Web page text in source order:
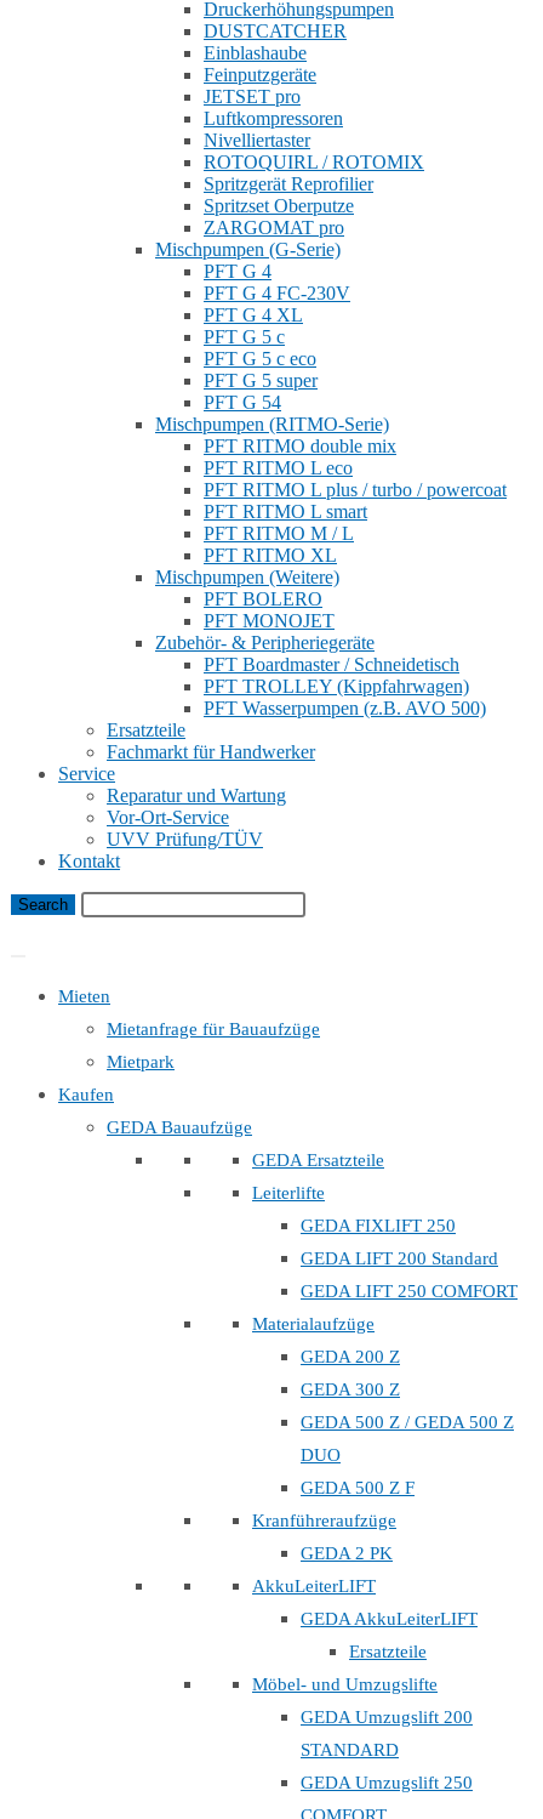
Druckerhöhungspumpen
DUSTCATCHER
Einblashaube
Feinputzgeräte
JETSET pro
Luftkompressoren
Nivelliertaster
ROTOQUIRL / ROTOMIX
Spritzgerät Reprofilier
Spritzset Oberputze
ZARGOMAT pro
Mischpumpen (G-Serie)
PFT G 4
PFT G 4 FC-230V
PFT G 4 XL
PFT G 5 c
PFT G 5 c eco
PFT G 5 super
PFT G 54
Mischpumpen (RITMO-Serie)
PFT RITMO double mix
PFT RITMO L eco
PFT RITMO L plus / turbo / powercoat
PFT RITMO L smart
PFT RITMO M / L
PFT RITMO XL
Mischpumpen (Weitere)
PFT BOLERO
PFT MONOJET
Zubehör- & Peripheriegeräte
PFT Boardmaster / Schneidetisch
PFT TROLLEY (Kippfahrwagen)
PFT Wasserpumpen (z.B. AVO 500)
Ersatzteile
Fachmarkt für Handwerker
Service
Reparatur und Wartung
Vor-Ort-Service
UVV Prüfung/TÜV
Kontakt
Mieten
Mietanfrage für Bauaufzüge
Mietpark
Kaufen
GEDA Bauaufzüge
GEDA Ersatzteile
Leiterlifte
GEDA FIXLIFT 250
GEDA LIFT 200 Standard
GEDA LIFT 250 COMFORT
Materialaufzüge
GEDA 200 Z
GEDA 300 Z
GEDA 500 Z / GEDA 500 Z
DUO
GEDA 500 Z F
Kranführeraufzüge
GEDA 2 PK
AkkuLeiterLIFT
GEDA AkkuLeiterLIFT
Ersatzteile
Möbel- und Umzugslifte
GEDA Umzugslift 200
STANDARD
GEDA Umzugslift 250